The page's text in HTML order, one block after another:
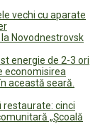
vechi cu aparate
Novodnestrovsk
energie de 2-3 ori
economisirea
această seară.
restaurate: cinci
„Școală